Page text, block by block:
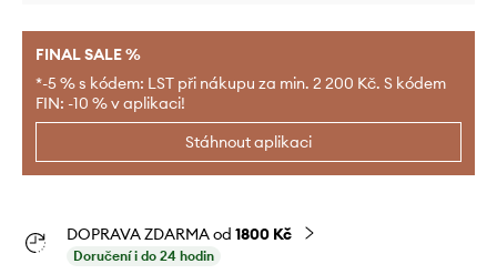
FINAL SALE %
*-5 % s kódem: LST při nákupu za min. 2 200 Kč. S kódem
FIN: -10 % v aplikaci!
Stáhnout aplikaci
DOPRAVA ZDARMA od 1800 Kč
Doručení i do 24 hodin